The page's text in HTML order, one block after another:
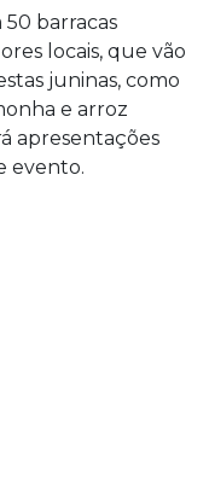
barracas
locais, que vão
juninas, como
e arroz
apresentações
evento.